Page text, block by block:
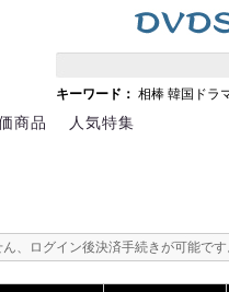
キーワード： 相棒 韓国ドラ
商品 人気特集
ん、ログイン後決済手続きが可能で